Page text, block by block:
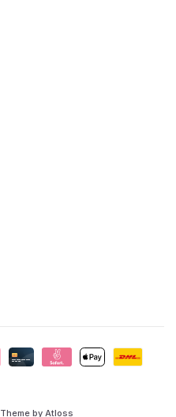
Theme by Atloss